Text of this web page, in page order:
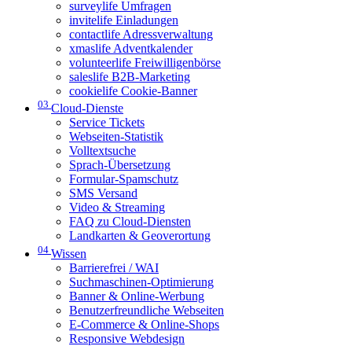
surveylife Umfragen
invitelife Einladungen
contactlife Adressverwaltung
xmaslife Adventkalender
volunteerlife Freiwilligenbörse
saleslife B2B-Marketing
cookielife Cookie-Banner
03 Cloud-Dienste
Service Tickets
Webseiten-Statistik
Volltextsuche
Sprach-Übersetzung
Formular-Spamschutz
SMS Versand
Video & Streaming
FAQ zu Cloud-Diensten
Landkarten & Geoverortung
04 Wissen
Barrierefrei / WAI
Suchmaschinen-Optimierung
Banner & Online-Werbung
Benutzerfreundliche Webseiten
E-Commerce & Online-Shops
Responsive Webdesign